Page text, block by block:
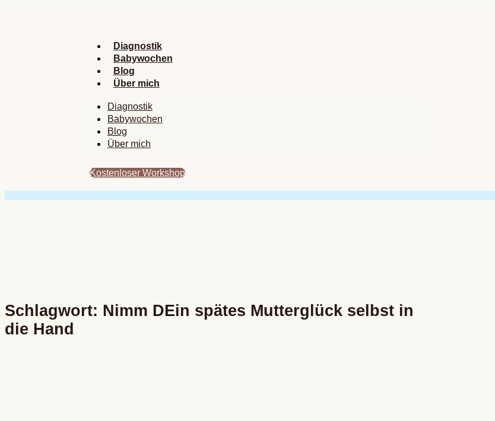
Diagnostik
Babywochen
Blog
Über mich
Diagnostik
Babywochen
Blog
Über mich
Kostenloser Workshop
Schlagwort: Nimm DEin spätes Mutterglück selbst in
die Hand